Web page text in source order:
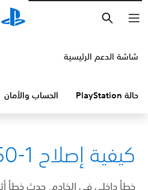
شاشة الدعم الرئيسية
حالة PlayStation الحساب والأمان
كيفية إصلاح NW-31250-1
خطأ داخلي في الخادم. حدث خطأ